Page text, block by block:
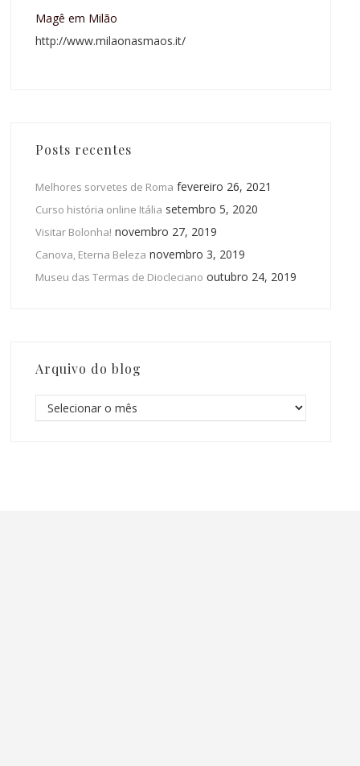
Magê em Milão
http://www.milaonasmaos.it/
Posts recentes
Melhores sorvetes de Roma fevereiro 26, 2021
Curso história online Itália setembro 5, 2020
Visitar Bolonha! novembro 27, 2019
Canova, Eterna Beleza novembro 3, 2019
Museu das Termas de Diocleciano outubro 24, 2019
Arquivo do blog